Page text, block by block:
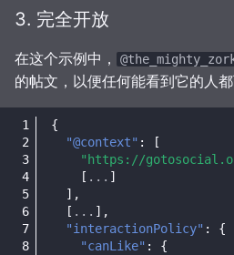
3. 完全开放
在这个示例中，
的帖文，以便任何能看到它的人
{
"@context" :
[
"https://
[ ... ]
],
[ ... ],
"interactionPolicy" :
{
"canLike" : {